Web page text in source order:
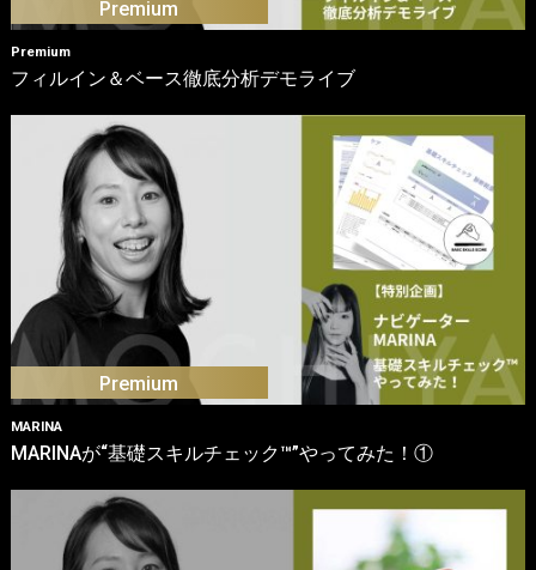
Premium
フィルイン＆ベース徹底分析デモライブ
MARINA
MARINAが“基礎スキルチェック™”やってみた！①